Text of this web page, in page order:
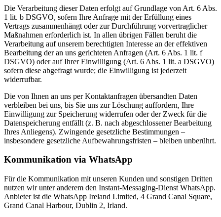
Die Verarbeitung dieser Daten erfolgt auf Grundlage von Art. 6 Abs.
1 lit. b DSGVO, sofern Ihre Anfrage mit der Erfüllung eines
Vertrags zusammenhängt oder zur Durchführung vorvertraglicher
Maßnahmen erforderlich ist. In allen übrigen Fällen beruht die
Verarbeitung auf unserem berechtigten Interesse an der effektiven
Bearbeitung der an uns gerichteten Anfragen (Art. 6 Abs. 1 lit. f
DSGVO) oder auf Ihrer Einwilligung (Art. 6 Abs. 1 lit. a DSGVO)
sofern diese abgefragt wurde; die Einwilligung ist jederzeit
widerrufbar.
Die von Ihnen an uns per Kontaktanfragen übersandten Daten
verbleiben bei uns, bis Sie uns zur Löschung auffordern, Ihre
Einwilligung zur Speicherung widerrufen oder der Zweck für die
Datenspeicherung entfällt (z. B. nach abgeschlossener Bearbeitung
Ihres Anliegens). Zwingende gesetzliche Bestimmungen –
insbesondere gesetzliche Aufbewahrungsfristen – bleiben unberührt.
Kommunikation via WhatsApp
Für die Kommunikation mit unseren Kunden und sonstigen Dritten
nutzen wir unter anderem den Instant-Messaging-Dienst WhatsApp.
Anbieter ist die WhatsApp Ireland Limited, 4 Grand Canal Square,
Grand Canal Harbour, Dublin 2, Irland.